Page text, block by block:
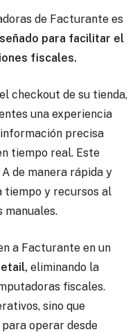
de Facturante es
para facilitar el
fiscales.
checkout de su tienda,
una experiencia
precisa
tiempo real. Este
de manera rápida y
tiempo y recursos al
manuales.
a Facturante en un
eliminando la
fiscales.
sino que
operar desde